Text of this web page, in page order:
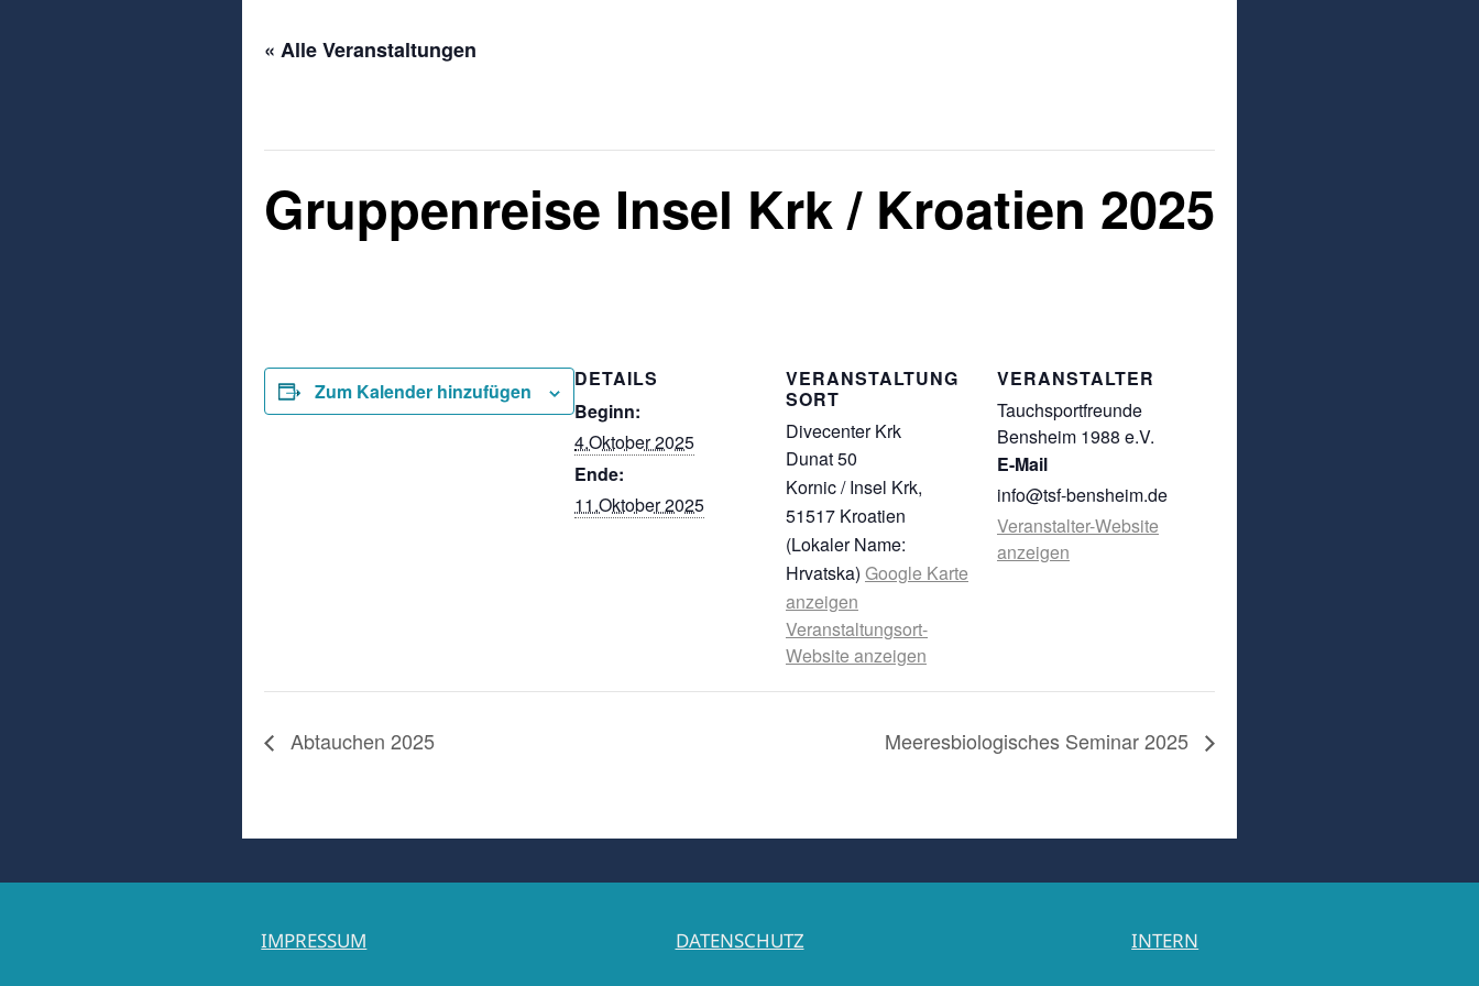
« Alle Veranstaltungen
Gruppenreise Insel Krk / Kroatien 2025
Zum Kalender hinzufügen
DETAILS
Beginn:
4.Oktober 2025
Ende:
11.Oktober 2025
VERANSTALTUNG
SORT
Divecenter Krk
Dunat 50
Kornic / Insel Krk,
51517 Kroatien
(Lokaler Name:
Hrvatska) Google Karte
anzeigen
Veranstaltungsort-
Website anzeigen
VERANSTALTER
Tauchsportfreunde
Bensheim 1988 e.V.
E-Mail
info@tsf-bensheim.de
Veranstalter-Website
anzeigen
Abtauchen 2025 Meeresbiologisches Seminar 2025
IMPRESSUM DATENSCHUTZ INTERN